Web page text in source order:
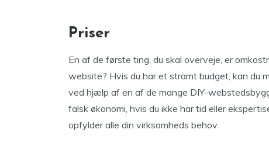
Priser
En af de første ting, du skal overveje, er
website? Hvis du har et stramt budget, kan du
ved hjælp af en af de mange DIY-
falsk økonomi, hvis du ikke har tid eller
opfylder alle din virksomheds behov.